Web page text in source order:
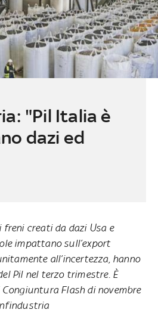
"Pil Italia è
dazi ed
creati da dazi Usa e
impattano sull’export
all’incertezza, hanno
Pil nel terzo trimestre. È
Flash di novembre